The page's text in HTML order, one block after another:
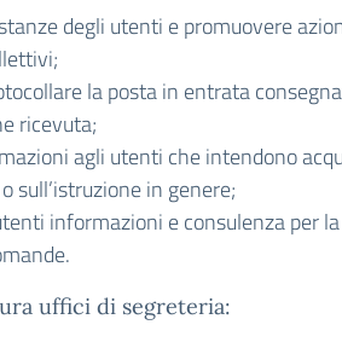
degli utenti e promuovere
la posta in entrata
ricevuta;
agli utenti che intendono
sull’istruzione in genere;
informazioni e consulenza per
uffici di segreteria: